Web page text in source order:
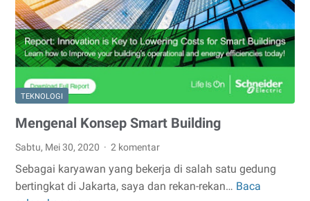
TEKNOLOGI
Mengenal Konsep Smart Building
Sabtu, Mei 30, 2020 2 komentar
Sebagai karyawan yang bekerja di salah satu gedung
bertingkat di Jakarta, saya dan rekan-rekan… Baca
Mengenal